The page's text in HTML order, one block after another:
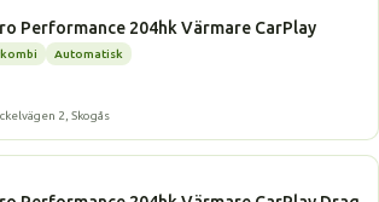
Performance 204hk Värmare CarPlay
Automatisk
2, Skogås